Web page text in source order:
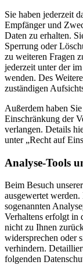
Sie haben jederzeit
Empfänger und
Daten zu erhalten.
Sperrung oder
zu weiteren Fragen
jederzeit unter der
wenden. Des
zuständigen
Außerdem haben
Einschränkung der
verlangen. Details
unter „Recht auf
Analyse-Tools
Beim Besuch
ausgewertet
sogenannten
Verhaltens erfolgt in
nicht zu Ihnen
widersprechen oder
verhindern.
folgenden